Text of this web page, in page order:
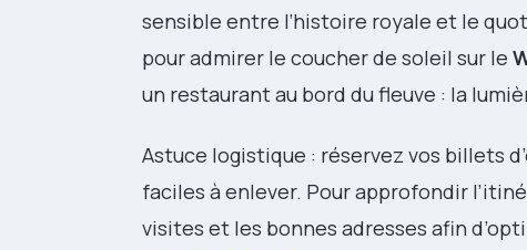
sensible entre l’histoire royale et le
pour admirer le coucher de soleil sur le
un restaurant au bord du fleuve : la
Astuce logistique : réservez vos billets
faciles à enlever. Pour approfondir
visites et les bonnes adresses afin